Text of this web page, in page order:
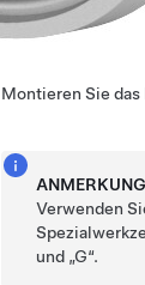
Montieren Sie das
ANMERKUNG
Verwenden
und „G“.